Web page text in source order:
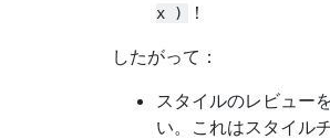
x )
！
したがって：
スタイルのレビュー
い。これはスタイル